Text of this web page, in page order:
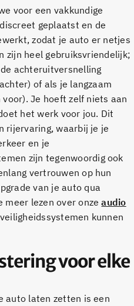
voor een vakkundige
geplaatst en de
zodat je auto er netjes
zijn heel gebruiksvriendelijk;
achteruitversnelling
of als je langzaam
Je hoeft zelf niets aan
het werk voor jou. Dit
rijervaring, waarbij je je
en je
zijn tegenwoordig ook
vertrouwen op hun
van je auto qua
meer lezen over onzeaudio
kunnen
voor elke
auto laten zetten is een